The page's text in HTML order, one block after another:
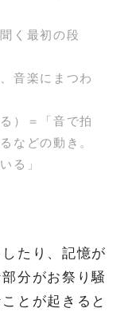
く最初の段
音楽にまつわ
）＝「音で拍
などの動き。
る」
たり、記憶が
分がお祭り騒
とが起きると